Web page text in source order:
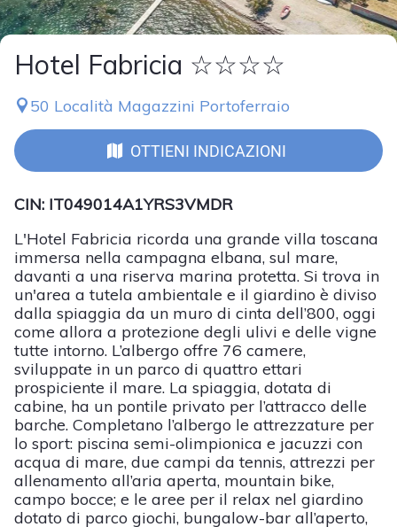
Hotel Fabricia ☆☆☆☆
50 Località Magazzini Portoferraio
OTTIENI INDICAZIONI
CIN: IT049014A1YRS3VMDR
L'Hotel Fabricia ricorda una grande villa toscana
immersa nella campagna elbana, sul mare,
davanti a una riserva marina protetta. Si trova in
un'area a tutela ambientale e il giardino è diviso
dalla spiaggia da un muro di cinta dell’800, oggi
come allora a protezione degli ulivi e delle vigne
tutte intorno. L’albergo offre 76 camere,
sviluppate in un parco di quattro ettari
prospiciente il mare. La spiaggia, dotata di
cabine, ha un pontile privato per l’attracco delle
barche. Completano l’albergo le attrezzature per
lo sport: piscina semi-olimpionica e jacuzzi con
acqua di mare, due campi da tennis, attrezzi per
allenamento all’aria aperta, mountain bike,
campo bocce; e le aree per il relax nel giardino
dotato di parco giochi, bungalow-bar all’aperto,